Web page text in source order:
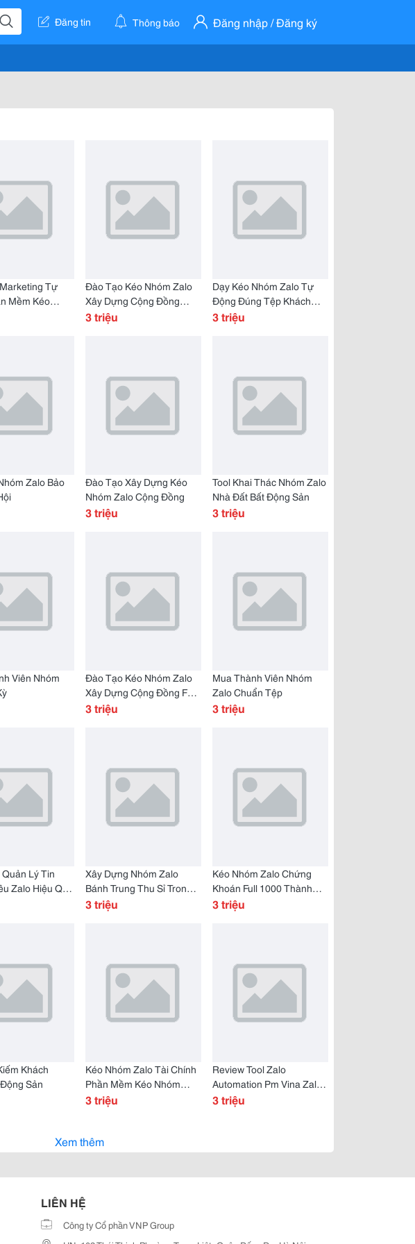
Đăng tin Thông báo Đăng nhập / Đăng ký
Tự
Mềm Kéo
Zalo
Đào Tạo Kéo Nhóm Zalo
Xây Dựng Cộng Đồng
1000 Tv
3 triệu
Dạy Kéo Nhóm Zalo Tự
Động Đúng Tệp Khách
Hàng
3 triệu
Zalo Bảo
Đào Tạo Xây Dựng Kéo
Nhóm Zalo Cộng Đồng
3 triệu
Tool Khai Thác Nhóm Zalo
Nhà Đất Bất Động Sản
3 triệu
Viên Nhóm
Đào Tạo Kéo Nhóm Zalo
Xây Dựng Cộng Đồng Full
1000
3 triệu
Mua Thành Viên Nhóm
Zalo Chuẩn Tệp
3 triệu
Lý Tin
Zalo Hiệu Quả
Xây Dựng Nhóm Zalo
Bánh Trung Thu Sỉ Trong 7
Ngày
3 triệu
Kéo Nhóm Zalo Chứng
Khoán Full 1000 Thành
Viên
3 triệu
Khách
Sản
Kéo Nhóm Zalo Tài Chính
Phần Mềm Kéo Nhóm
Zalo Đầu Tư
3 triệu
Review Tool Zalo
Automation Pm Vina Zalo
Mkt
3 triệu
Xem thêm
LIÊN HỆ
Công ty Cổ phần VNP Group